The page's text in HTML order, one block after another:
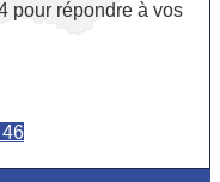
pour répondre à vos